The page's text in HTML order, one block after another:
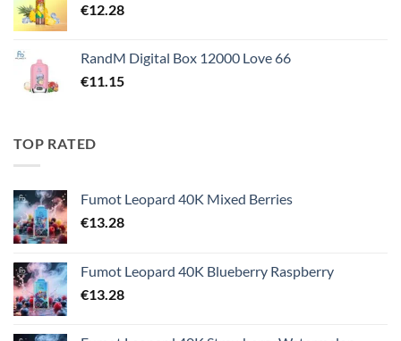
€12.28
RandM Digital Box 12000 Love 66
€11.15
TOP RATED
Fumot Leopard 40K Mixed Berries
€13.28
Fumot Leopard 40K Blueberry Raspberry
€13.28